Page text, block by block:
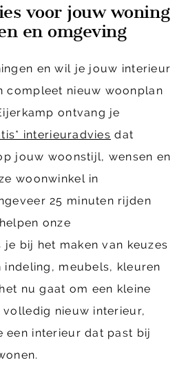
voor jouw woning
en omgeving
en wil je jouw interieur
compleet nieuw woonplan
ontvang je
interieuradvies dat
jouw woonstijl, wensen en
woonwinkel in
25 minuten rijden
onze
bij het maken van keuzes
indeling, meubels, kleuren
nu gaat om een kleine
nieuw interieur,
een interieur dat past bij